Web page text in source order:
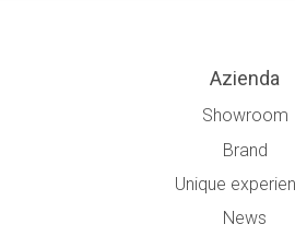
Azienda
Showroom
Brand
Unique
News